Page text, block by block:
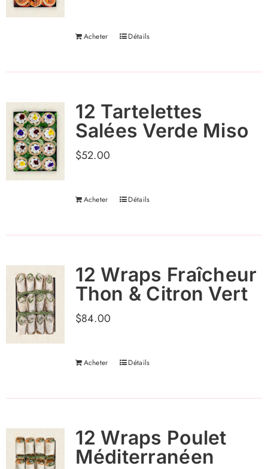
Acheter Détails
12 Tartelettes
Salées Verde Miso
$52.00
Acheter Détails
12 Wraps Fraîcheur
Thon & Citron Vert
$84.00
Acheter Détails
12 Wraps Poulet
Méditerranéen